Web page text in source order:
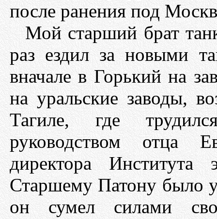
после ранения под
Мой старший брат
раз ездил за новыми
вначале в Горький на
на уральские заводы,
Тагиле, где
руководством отца
директора Института
Старшему Патону было
он сумел силами